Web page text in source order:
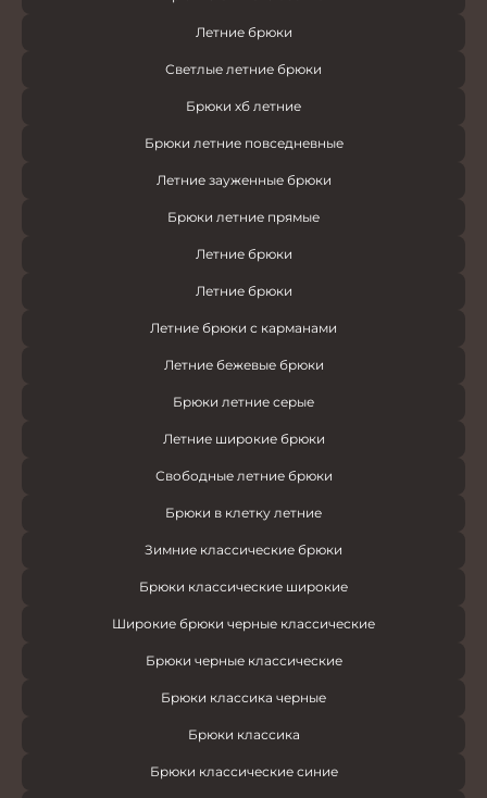
Летние брюки
Светлые летние брюки
Брюки хб летние
Брюки летние повседневные
Летние зауженные брюки
Брюки летние прямые
Летние брюки
Летние брюки
Летние брюки с карманами
Летние бежевые брюки
Брюки летние серые
Летние широкие брюки
Свободные летние брюки
Брюки в клетку летние
Зимние классические брюки
Брюки классические широкие
Широкие брюки черные классические
Брюки черные классические
Брюки классика черные
Брюки классика
Брюки классические синие